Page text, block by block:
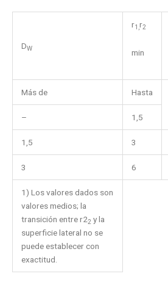
DW
r1,r2
min
Más de Hasta
– 1,5
1,5 3
3 6
1) Los valores dados son
valores medios; la
transición entre r22 y la
superficie lateral no se
puede establecer con
exactitud.